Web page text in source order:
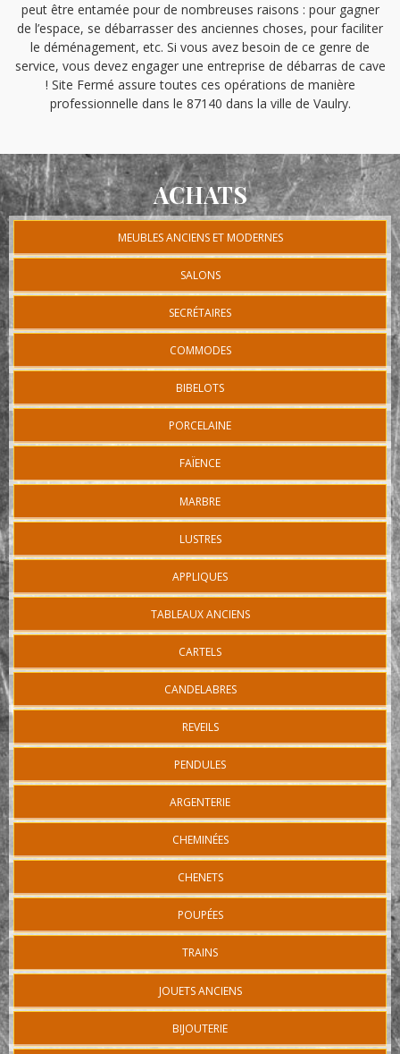
peut être entamée pour de nombreuses raisons : pour gagner
de l’espace, se débarrasser des anciennes choses, pour faciliter
le déménagement, etc. Si vous avez besoin de ce genre de
service, vous devez engager une entreprise de débarras de cave
! Site Fermé assure toutes ces opérations de manière
professionnelle dans le 87140 dans la ville de Vaulry.
ACHATS
MEUBLES ANCIENS ET MODERNES
SALONS
SECRÉTAIRES
COMMODES
BIBELOTS
PORCELAINE
FAÏENCE
MARBRE
LUSTRES
APPLIQUES
TABLEAUX ANCIENS
CARTELS
CANDELABRES
REVEILS
PENDULES
ARGENTERIE
CHEMINÉES
CHENETS
POUPÉES
TRAINS
JOUETS ANCIENS
BIJOUTERIE